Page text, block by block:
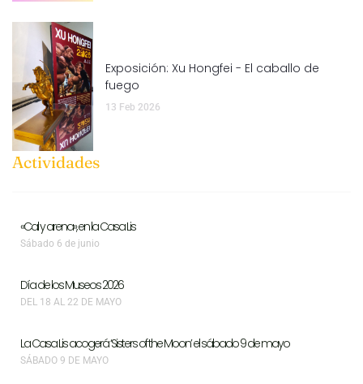
Exposición: Xu Hongfei - El caballo de
fuego
13 Feb 2026
Actividades
«Cal y arena», en la Casa Lis
Sábado 6 de junio
Día de los Museos 2026
DEL 18 AL 22 DE MAYO
La Casa Lis acogerá ‘Sisters of the Moon’ el sábado 9 de mayo
SÁBADO 9 DE MAYO